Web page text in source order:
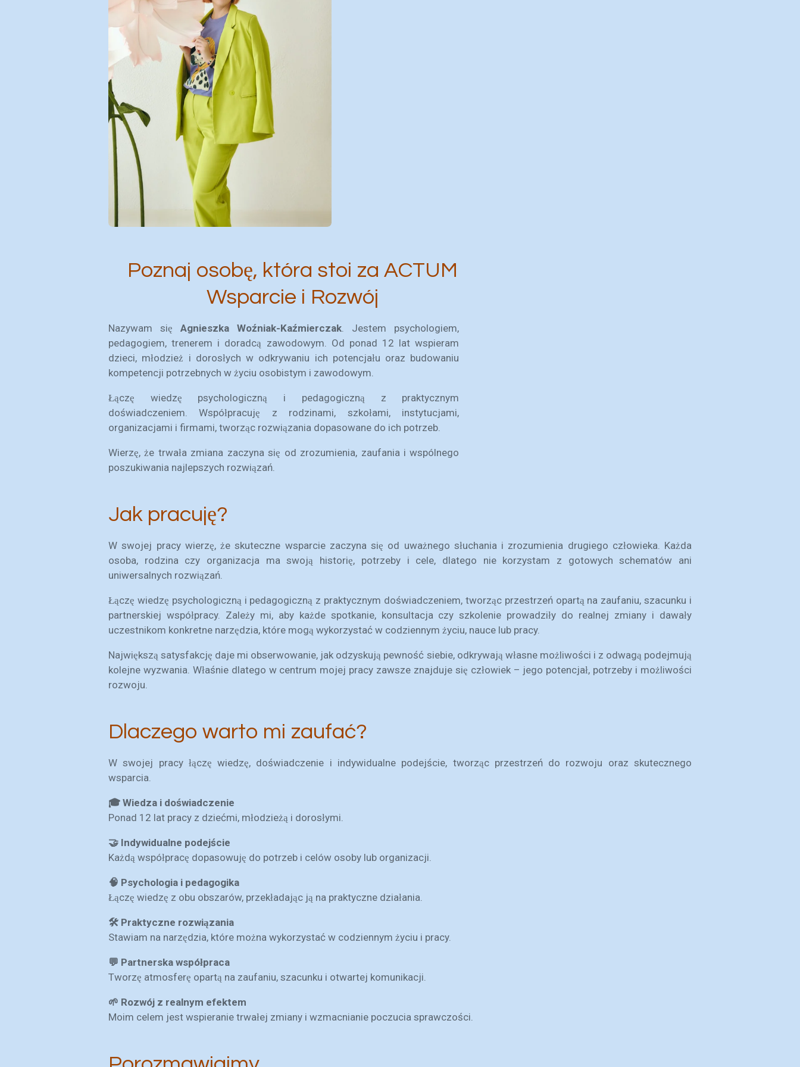
Poznaj osobę, która stoi za ACTUM
Wsparcie i Rozwój
Nazywam sięAgnieszka Woźniak-Kaźmierczak . Jestem psychologiem,
pedagogiem, trenerem i doradcą zawodowym. Od ponad 12 lat wspieram
dzieci, młodzież i dorosłych w odkrywaniu ich potencjału oraz budowaniu
kompetencji potrzebnych w życiu osobistym i zawodowym.
Łączę wiedzę psychologiczną i pedagogiczną z praktycznym
doświadczeniem. Współpracuję z rodzinami, szkołami, instytucjami,
organizacjami i firmami, tworząc rozwiązania dopasowane do ich potrzeb.
Wierzę, że trwała zmiana zaczyna się od zrozumienia, zaufania i wspólnego
poszukiwania najlepszych rozwiązań.
Jak pracuję?
W swojej pracy wierzę, że skuteczne wsparcie zaczyna się od uważnego słuchania i zrozumienia drugiego człowieka. Każda
osoba, rodzina czy organizacja ma swoją historię, potrzeby i cele, dlatego nie korzystam z gotowych schematów ani
uniwersalnych rozwiązań.
Łączę wiedzę psychologiczną i pedagogiczną z praktycznym doświadczeniem, tworząc przestrzeń opartą na zaufaniu, szacunku i
partnerskiej współpracy. Zależy mi, aby każde spotkanie, konsultacja czy szkolenie prowadziły do realnej zmiany i dawały
uczestnikom konkretne narzędzia, które mogą wykorzystać w codziennym życiu, nauce lub pracy.
Największą satysfakcję daje mi obserwowanie, jak odzyskują pewność siebie, odkrywają własne możliwości i z odwagą podejmują
kolejne wyzwania. Właśnie dlatego w centrum mojej pracy zawsze znajduje się człowiek – jego potencjał, potrzeby i możliwości
rozwoju.
Dlaczego warto mi zaufać?
W swojej pracy łączę wiedzę, doświadczenie i indywidualne podejście, tworząc przestrzeń do rozwoju oraz skutecznego
wsparcia.
🎓 Wiedza i doświadczenie
Ponad 12 lat pracy z dziećmi, młodzieżą i dorosłymi.
🤝 Indywidualne podejście
Każdą współpracę dopasowuję do potrzeb i celów osoby lub organizacji.
🧠 Psychologia i pedagogika
Łączę wiedzę z obu obszarów, przekładając ją na praktyczne działania.
🛠️ Praktyczne rozwiązania
Stawiam na narzędzia, które można wykorzystać w codziennym życiu i pracy.
💬 Partnerska współpraca
Tworzę atmosferę opartą na zaufaniu, szacunku i otwartej komunikacji.
🌱 Rozwój z realnym efektem
Moim celem jest wspieranie trwałej zmiany i wzmacnianie poczucia sprawczości.